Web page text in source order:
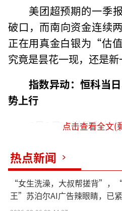
美团超预期的一季
破口，而南向资金连续
正在用真金白银为“估
究竟是昙花一现，还是新
指数异动：恒科当
势上行
6月2日，港股科技
报5199.28点，单日大涨
2%，创下近一个月以来
点击查看全文(
热点新闻
“女生洗澡，大叔帮搓背”，
王”苏泊尔AI广告辣眼睛，已